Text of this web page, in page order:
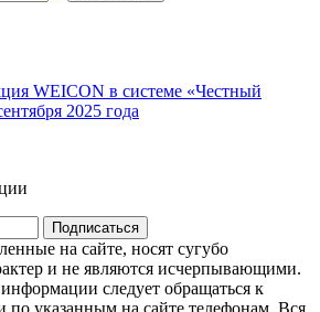
WEICON в системе «Честный
2025 года
Подписаться
на сайте, носят сугубо
и не являются исчерпывающими.
следует обращаться к
указанным на сайте телефонам. Вся